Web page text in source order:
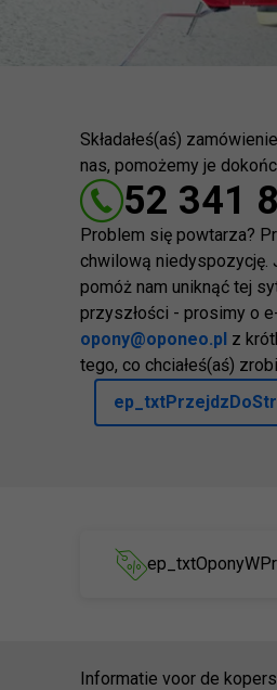
Składałeś(aś)
nas, pomożemy je
52 341
Problem się powtarza?
chwilową niedyspozycję.
pomóż nam uniknąć tej
przyszłości - prosimy o
opony@oponeo.pl z
tego, co chciałeś(aś)
Informatie voor de kopers